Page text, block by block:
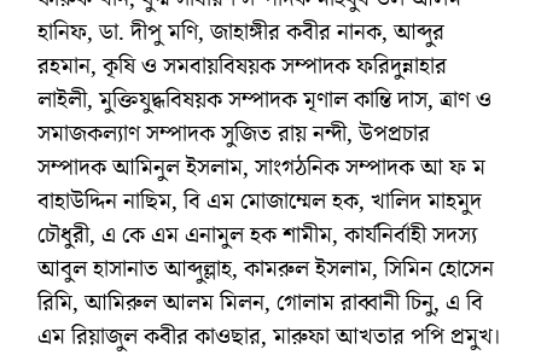
হানিফ, ডা. দীপু মণি, জাহাঙ্গীর কবীর নানক, আব্দুর
রহমান, কৃষি ও সমবায়বিষয়ক সম্পাদক ফরিদুন্নাহার
লাইলী, মুক্তিযুদ্ধবিষয়ক সম্পাদক মৃণাল কান্তি দাস, ত্রাণ ও
সমাজকল্যাণ সম্পাদক সুজিত রায় নন্দী, উপপ্রচার
সম্পাদক আমিনুল ইসলাম, সাংগঠনিক সম্পাদক আ ফ ম
বাহাউদ্দিন নাছিম, বি এম মোজাম্মেল হক, খালিদ মাহমুদ
চৌধুরী, এ কে এম এনামুল হক শামীম, কার্যনির্বাহী সদস্য
আবুল হাসানাত আব্দুল্লাহ, কামরুল ইসলাম, সিমিন হোসেন
রিমি, আমিরুল আলম মিলন, গোলাম রাব্বানী চিনু, এ বি
এম রিয়াজুল কবীর কাওছার, মারুফা আখতার পপি প্রমুখ।